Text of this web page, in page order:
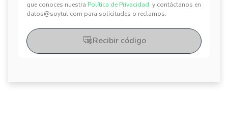
que conoces nuestra Política de Privacidad. y contáctanos en
datos@soytul.com para solicitudes o reclamos.
Recibir código